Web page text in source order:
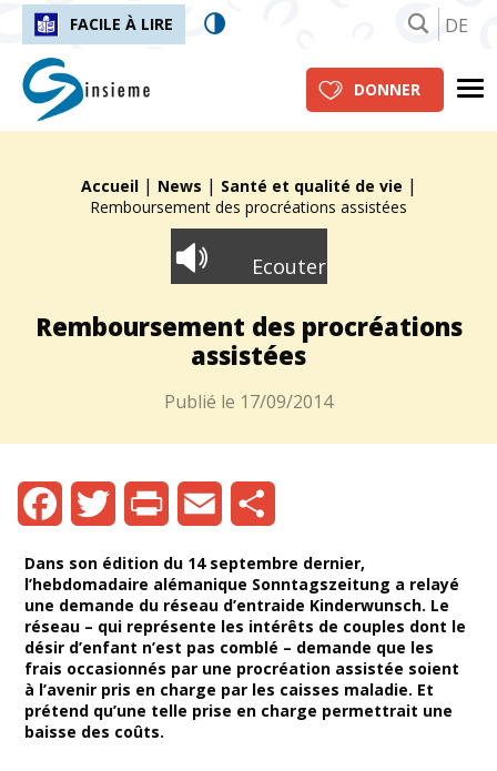
FACILE À LIRE DE
insieme.ch
DONNER
Fil d'Ariane :Accueil | News | Santé et qualité de vie |
Remboursement des procréations assistées
Ecouter
Remboursement des procréations
assistées
Publié le 17/09/2014
Dans son édition du 14 septembre dernier,
l’hebdomadaire alémanique Sonntagszeitung a relayé
une demande du réseau d’entraide Kinderwunsch. Le
réseau – qui représente les intérêts de couples dont le
désir d’enfant n’est pas comblé – demande que les
frais occasionnés par une procréation assistée soient
à l’avenir pris en charge par les caisses maladie. Et
prétend qu’une telle prise en charge permettrait une
baisse des coûts.